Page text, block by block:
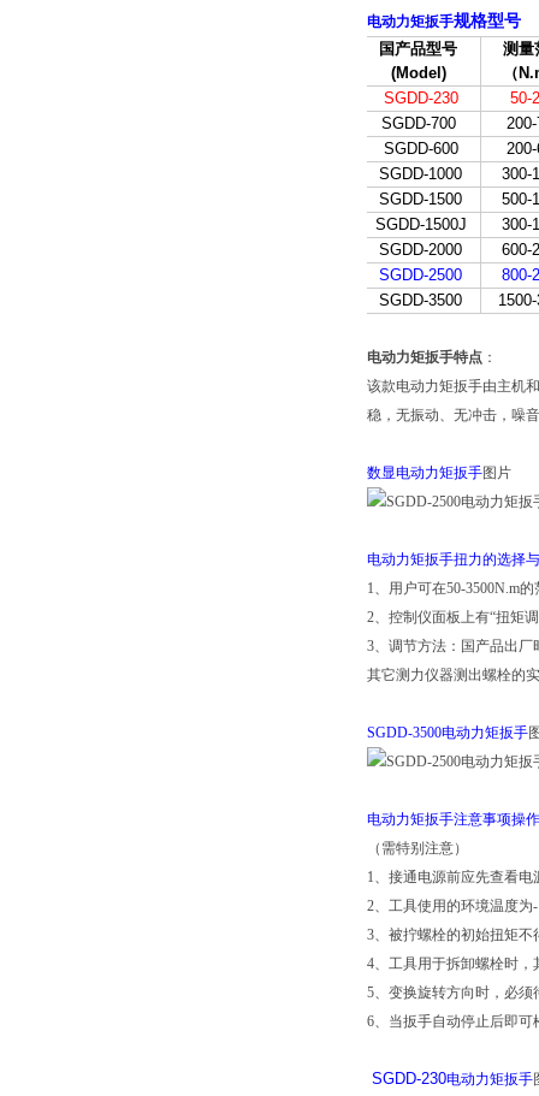
电动力矩扳手规格型号
国产品型号
(Model)
测量
（
SGDD-230
50-
SGDD-700
SGDD-600
SGDD-1000
300-
SGDD-1500
500-
SGDD-1500J
300-
SGDD-2000
600-
SGDD-2500
800-
SGDD-3500
电动力矩扳手特点 ：
该款电动力矩扳手由主机
稳，无振动、无冲击，噪
数显电动力矩扳手图片
电动力矩扳手扭力的选择
1、用户可在50-3500N.m
2、控制仪面板上有“扭矩
3、调节方法：国产品出
其它测力仪器测出螺栓的
SGDD-3500电动力矩扳手
电动力矩扳手注意事项操作
（需特别注意）
1、接通电源前应先查看
2、工具使用的环境温度
3、被拧螺栓的初始扭矩
4、工具用于拆卸螺栓时
5、变换旋转方向时，必
6、当扳手自动停止后即
SGDD-230电动力矩扳手